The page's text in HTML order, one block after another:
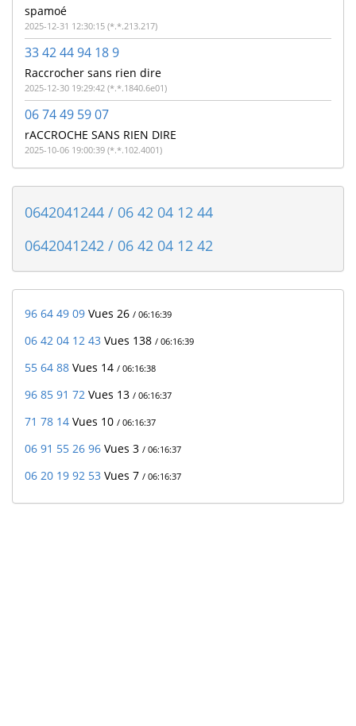
spamoé
2025-12-31 12:30:15 (*.*.213.217)
33 42 44 94 18 9
Raccrocher sans rien dire
2025-12-30 19:29:42 (*.*.1840.6e01)
06 74 49 59 07
rACCROCHE SANS RIEN DIRE
2025-10-06 19:00:39 (*.*.102.4001)
0642041244 / 06 42 04 12 44
0642041242 / 06 42 04 12 42
96 64 49 09 Vues 26 / 06:16:39
06 42 04 12 43 Vues 138 / 06:16:39
55 64 88 Vues 14 / 06:16:38
96 85 91 72 Vues 13 / 06:16:37
71 78 14 Vues 10 / 06:16:37
06 91 55 26 96 Vues 3 / 06:16:37
06 20 19 92 53 Vues 7 / 06:16:37